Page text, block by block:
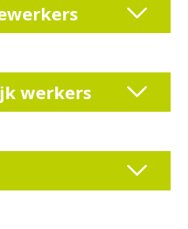
werkers